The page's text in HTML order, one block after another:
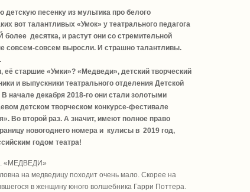
детскую песенку из мультика про белого
вот талантливых «Умок» у театрального педагога
десятка, и растут они со стремительной
совсем-совсем выросли. И страшно талантливы.
её старшие «Умки»? «Медведи», детский творческий
и выпускники театрального отделения Детской
начале декабря 2018-го они стали золотыми
детском творческом конкурсе-фестивале
Во второй раз. А значит, имеют полное право
новогоднего номера и кулисы в 2019 год,
годом театра!
«МЕДВЕДИ»
на медведицу походит очень мало. Скорее на
в женщину юного волшебника Гарри Поттера.